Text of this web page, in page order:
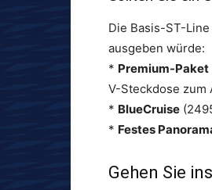
Die Basis-ST-
ausgeben würde:
* Premium-Paket
V-Steckdose zum
* BlueCruise
* Festes
Gehen Sie